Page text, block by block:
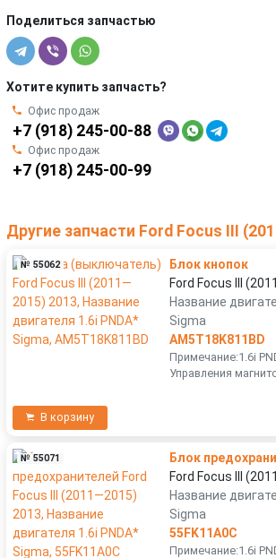
Поделиться запчастью
Хотите купить запчасть?
Офис продаж
+7 (918) 245-00-88
Офис продаж
+7 (918) 245-00-99
Другие запчасти Ford Focus III
№ 55062
Блок кнопок
Ford Focus III
Название
Sigma
AM5T18K811BD
Примечание:1.6i
Управления
В корзину
№ 55071
Блок
Ford Focus III
Название
Sigma
55FK11A0C
Примечание:1.6i